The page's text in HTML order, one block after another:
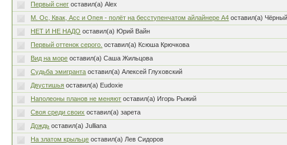
Первый снег оставил(а) Alex
М. Ос, Квак, Асс и Опея - полёт на бесступенчатом айлайнере А4 оставил(а)
НЕТ И НЕ НАДО оставил(а) Юрий Вайн
Первый оттенок серого. оставил(а) Ксюша Крючкова
Вид на море оставил(а) Саша Жильцова
Судьба эмигранта оставил(а) Алексей Глуховский
Двустишья оставил(а) Eudoxie
Наполеоны планов не меняют оставил(а) Игорь Рыжий
Своя среди своих оставил(а) зарета
Дождь оставил(а) Julliana
На златом крыльце оставил(а) Лев Сидоров